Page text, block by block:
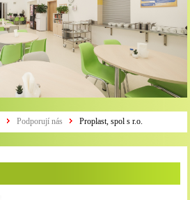
Podporují nás Proplast, spol s r.o.